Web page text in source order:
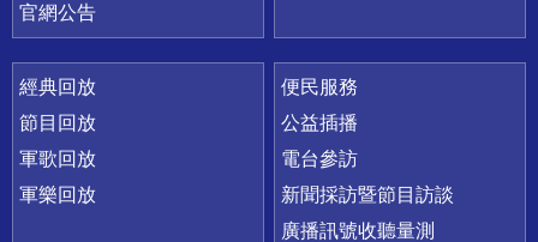
官網公告
經典回放
節目回放
軍歌回放
軍樂回放
便民服務
公益插播
電台參訪
新聞採訪暨節目訪談
廣播訊號收聽量測